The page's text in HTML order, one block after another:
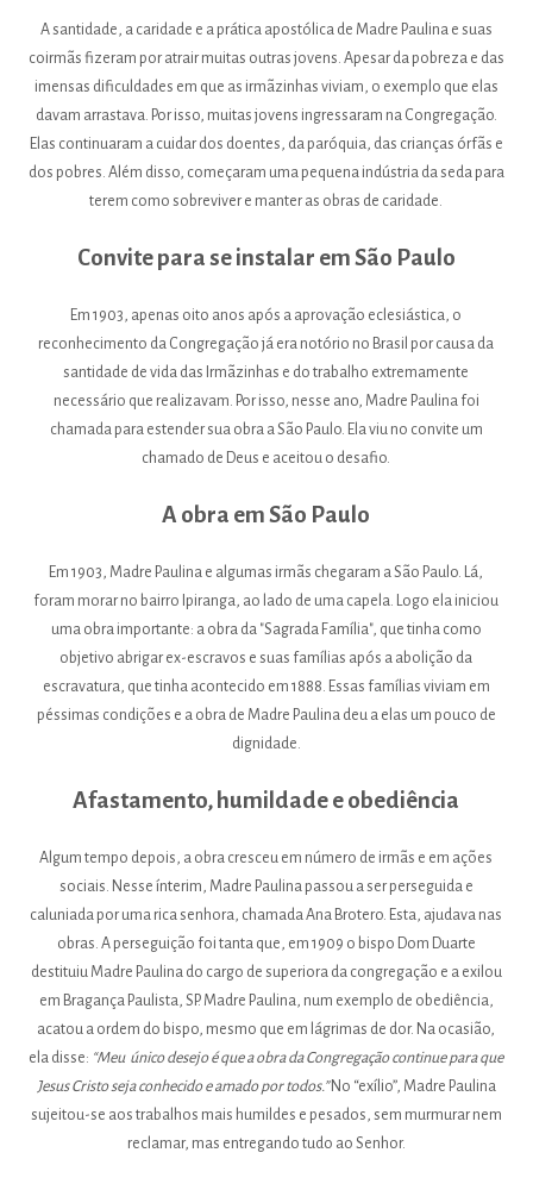
A santidade, a caridade e a prática apostólica de Madre Paulina e suas
coirmãs fizeram por atrair muitas outras jovens. Apesar da pobreza e das
imensas dificuldades em que as irmãzinhas viviam, o exemplo que elas
davam arrastava. Por isso, muitas jovens ingressaram na Congregação.
Elas continuaram a cuidar dos doentes, da paróquia, das crianças órfãs e
dos pobres. Além disso, começaram uma pequena indústria da seda para
terem como sobreviver e manter as obras de caridade.
Convite para se instalar em São Paulo
Em 1903, apenas oito anos após a aprovação eclesiástica, o
reconhecimento da Congregação já era notório no Brasil por causa da
santidade de vida das Irmãzinhas e do trabalho extremamente
necessário que realizavam. Por isso, nesse ano, Madre Paulina foi
chamada para estender sua obra a São Paulo. Ela viu no convite um
chamado de Deus e aceitou o desafio.
A obra em São Paulo
Em 1903, Madre Paulina e algumas irmãs chegaram a São Paulo. Lá,
foram morar no bairro Ipiranga, ao lado de uma capela. Logo ela iniciou
uma obra importante: a obra da "Sagrada Família", que tinha como
objetivo abrigar ex-escravos e suas famílias após a abolição da
escravatura, que tinha acontecido em 1888. Essas famílias viviam em
péssimas condições e a obra de Madre Paulina deu a elas um pouco de
dignidade.
Afastamento, humildade e obediência
Algum tempo depois, a obra cresceu em número de irmãs e em ações
sociais. Nesse ínterim, Madre Paulina passou a ser perseguida e
caluniada por uma rica senhora, chamada Ana Brotero. Esta, ajudava nas
obras. A perseguição foi tanta que, em 1909 o bispo Dom Duarte
destituiu Madre Paulina do cargo de superiora da congregação e a exilou
em Bragança Paulista, SP. Madre Paulina, num exemplo de obediência,
acatou a ordem do bispo, mesmo que em lágrimas de dor. Na ocasião,
ela disse: “Meu único desejo é que a obra da Congregação continue para que
Jesus Cristo seja conhecido e amado por todos.”No “exílio”, Madre Paulina
sujeitou-se aos trabalhos mais humildes e pesados, sem murmurar nem
reclamar, mas entregando tudo ao Senhor.